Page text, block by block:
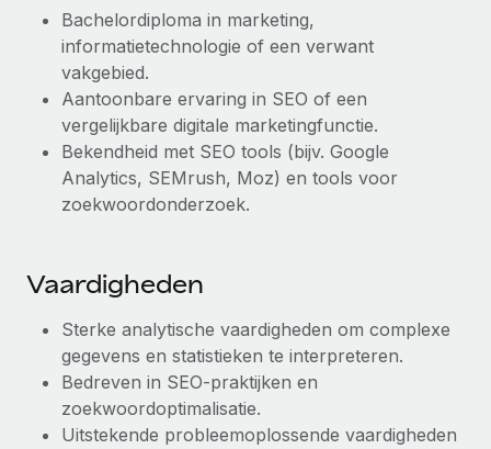
beheert met Remote
Phiture, een toonaangevende leider in de wereldwijde
mobiele groeiadviessector, zet zich sinds 2016...
Meer informatie
Bachelordiploma in marketing,
informatietechnologie of een verwant
vakgebied.
Aantoonbare ervaring in SEO of een
vergelijkbare digitale marketingfunctie.
Bekendheid met SEO tools (bijv. Google
Analytics, SEMrush, Moz) en tools voor
zoekwoordonderzoek.
Vaardigheden
Sterke analytische vaardigheden om complexe
gegevens en statistieken te interpreteren.
Bedreven in SEO-praktijken en
zoekwoordoptimalisatie.
Uitstekende probleemoplossende vaardigheden